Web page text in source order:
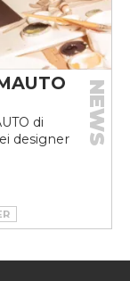
di
designer
NEWS